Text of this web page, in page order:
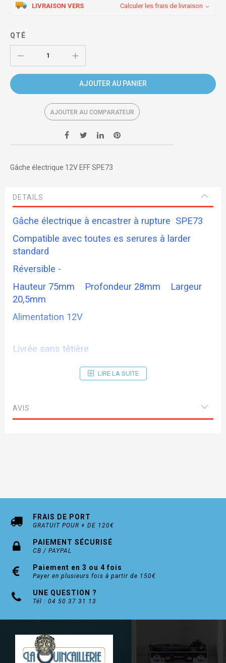
LIVRAISON VERS Calculer les frais de livraison
QTÉ
AJOUTER AU PANIER
AJOUTER AU COMPARATEUR
Gâche électrique 12V EFF SPE73
DETAILS
Gâche électrique à encastrer à rupture SPE73
Compatible avec toutes es serures à larder
standard
Réversible -
Hauteur 75mm Profondeur 28mm Largeur
20,5mm
Alimentation 12V
Livrée sans têtière
LIRE LA SUITE
AVIS
FRAIS DE PORT
GRATUIT POUR + DE 120€
PAIEMENT SÉCURISÉ
CB / PAYPAL
Paiement en 3 ou 4 fois
Payer en plusieurs fois à partir de 150€
UNE QUESTION ?
Tél : 04 50 37 31 13